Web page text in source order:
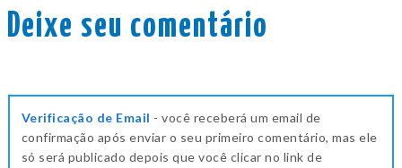
Deixe seu comentário
Verificação de Email - você receberá um email de
confirmação após enviar o seu primeiro comentário, mas ele
só será publicado depois que você clicar no link de